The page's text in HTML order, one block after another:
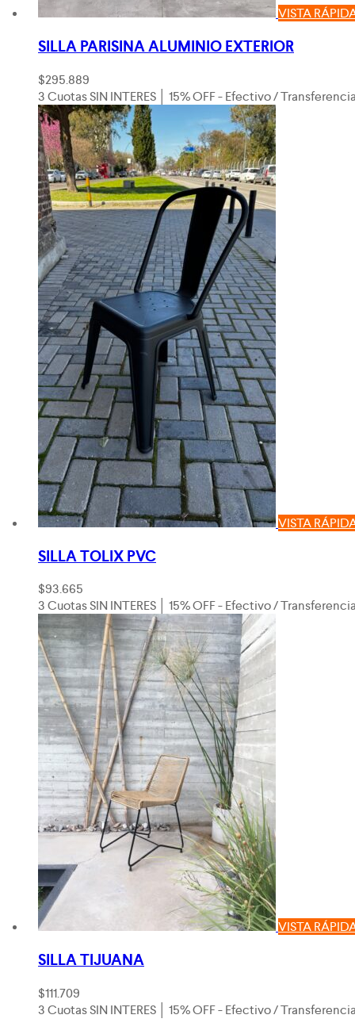
VISTA
SILLA PARISINA ALUMINIO EXTERIOR
$295.889
3 Cuotas SIN INTERES │ 15% OFF - Efectivo /
VISTA
SILLA TOLIX PVC
$93.665
3 Cuotas SIN INTERES │ 15% OFF - Efectivo /
VISTA
SILLA TIJUANA
$111.709
3 Cuotas SIN INTERES │ 15% OFF - Efectivo /